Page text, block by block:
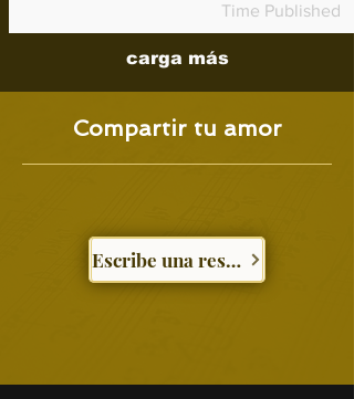
Time Published
carga más
Compartir tu amor
Escribe una reseña